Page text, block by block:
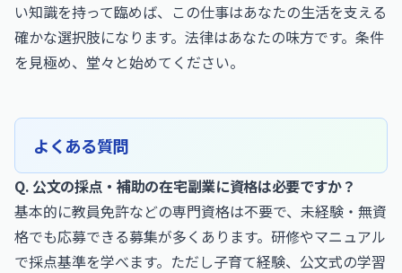
い知識を持って臨めば、この仕事はあなたの生活を支える
確かな選択肢になります。法律はあなたの味方です。条件
を見極め、堂々と始めてください。
よくある質問
Q. 公文の採点・補助の在宅副業に資格は必要ですか？
基本的に教員免許などの専門資格は不要で、未経験・無資
格でも応募できる募集が多くあります。研修やマニュアル
で採点基準を学べます。ただし子育て経験、公文式の学習